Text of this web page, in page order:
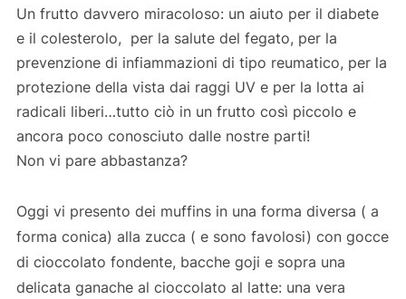
Un frutto davvero miracoloso: un aiuto per il diabete
e il colesterolo, per la salute del fegato, per la
prevenzione di infiammazioni di tipo reumatico, per la
protezione della vista dai raggi UV e per la lotta ai
radicali liberi…tutto ciò in un frutto così piccolo e
ancora poco conosciuto dalle nostre parti!
Non vi pare abbastanza?
Oggi vi presento dei muffins in una forma diversa ( a
forma conica) alla zucca ( e sono favolosi) con gocce
di cioccolato fondente, bacche goji e sopra una
delicata ganache al cioccolato al latte: una vera